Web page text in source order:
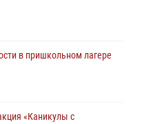
в пришкольном лагере
«Каникулы с